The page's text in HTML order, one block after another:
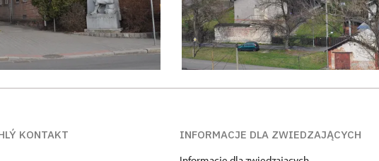
KONTAKT
INFORMACJE DLA ZWIEDZAJĄCYCH